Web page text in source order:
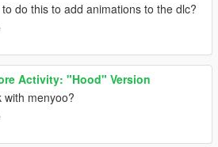
do this to add animations to the dlc?
Activity: "Hood" Version
with menyoo?